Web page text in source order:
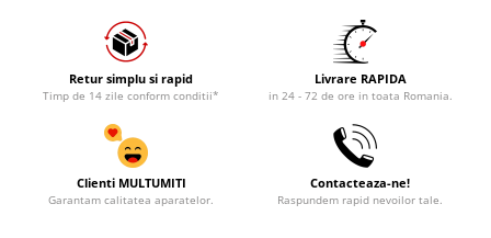
Retur simplu si rapid
Timp de 14 zile conform conditii*
Livrare RAPIDA
in 24 - 72 de ore in toata Romania.
Clienti MULTUMITI
Garantam calitatea aparatelor.
Contacteaza-ne!
Raspundem rapid nevoilor tale.